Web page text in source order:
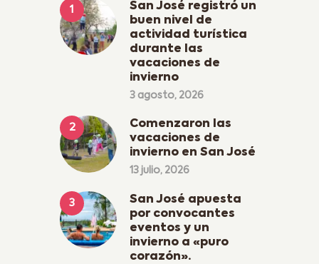
San José registró un
buen nivel de
actividad turística
durante las
vacaciones de
invierno
3 agosto, 2026
Comenzaron las
vacaciones de
invierno en San José
13 julio, 2026
San José apuesta
por convocantes
eventos y un
invierno a «puro
corazón».